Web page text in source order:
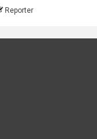
Reporter